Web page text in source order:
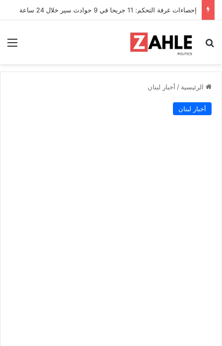
إحصاءات غرفة التحكم: 11 جريحا في 9 حوادث سير خلال 24 ساعة
بحث عن
الرئيسية / أخبار لبنان
أخبار لبنان